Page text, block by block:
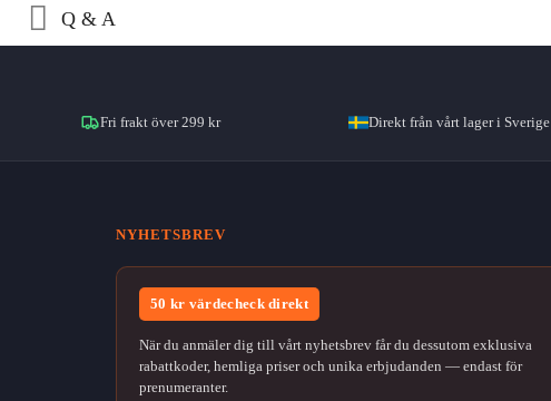
Q & A
Fri frakt över 299 kr Direkt från vårt lager i Sverige
NYHETSBREV
50 kr värdecheck direkt
När du anmäler dig till vårt nyhetsbrev får du dessutom exklusiva
rabattkoder, hemliga priser och unika erbjudanden — endast för
prenumeranter.